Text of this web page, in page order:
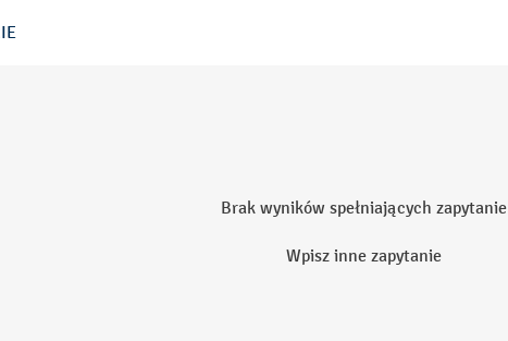
Brak wyników spełniających zapytanie
Wpisz inne zapytanie